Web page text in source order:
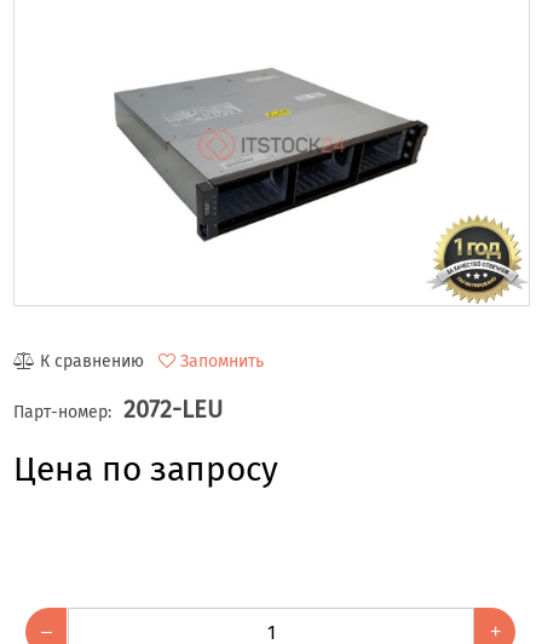
К сравнению Запомнить
Парт-номер: 2072-LEU
Цена по запросу
– +